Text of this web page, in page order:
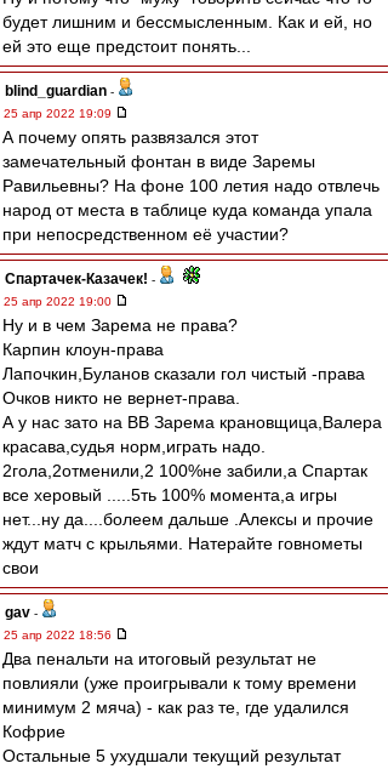
будет лишним и бессмысленным. Как и ей, но
ей это еще предстоит понять...
blind_guardian -
25 апр 2022 19:09
А почему опять развязался этот
замечательный фонтан в виде Заремы
Равильевны? На фоне 100 летия надо отвлечь
народ от места в таблице куда команда упала
при непосредственном её участии?
Спартачек-Казачек! -
25 апр 2022 19:00
Ну и в чем Зарема не права?
Карпин клоун-права
Лапочкин,Буланов сказали гол чистый -права
Очков никто не вернет-права.
А у нас зато на ВВ Зарема крановщица,Валера
красава,судья норм,играть надо.
2гола,2отменили,2 100%не забили,а Спартак
все херовый .....5ть 100% момента,а игры
нет...ну да....болеем дальше .Алексы и прочие
ждут матч с крыльями. Натерайте говнометы
свои
gav -
25 апр 2022 18:56
Два пенальти на итоговый результат не
повлияли (уже проигрывали к тому времени
минимум 2 мяча) - как раз те, где удалился
Кофрие
Остальные 5 ухудшали текущий результат